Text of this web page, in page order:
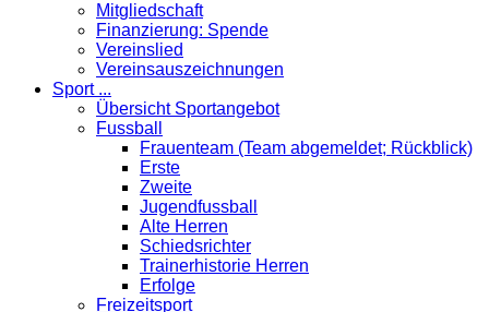
Mitgliedschaft
Finanzierung: Spende
Vereinslied
Vereinsauszeichnungen
Sport ...
Übersicht Sportangebot
Fussball
Frauenteam (Team abgemeldet; Rückblick)
Erste
Zweite
Jugendfussball
Alte Herren
Schiedsrichter
Trainerhistorie Herren
Erfolge
Freizeitsport